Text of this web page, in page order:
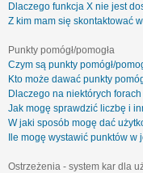
Dlaczego funkcja X nie jest
Z kim mam się skontaktować
Punkty pomógł/pomogła
Czym są punkty pomógł/
Kto może dawać punkty
Dlaczego na niektórych
Jak mogę sprawdzić liczbę i
W jaki sposób mogę dać
Ile mogę wystawić punktów w
Ostrzeżenia - system kar dla